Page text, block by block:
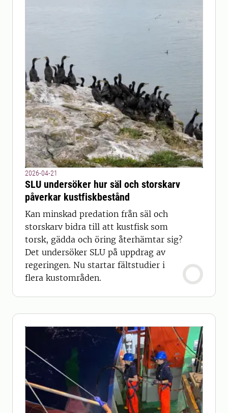
2026-04-21
SLU undersöker hur säl och storskarv
påverkar kustfiskbestånd
Kan minskad predation från säl och
storskarv bidra till att kustfisk som
torsk, gädda och öring återhämtar sig?
Det undersöker SLU på uppdrag av
regeringen. Nu startar fältstudier i
flera kustområden.